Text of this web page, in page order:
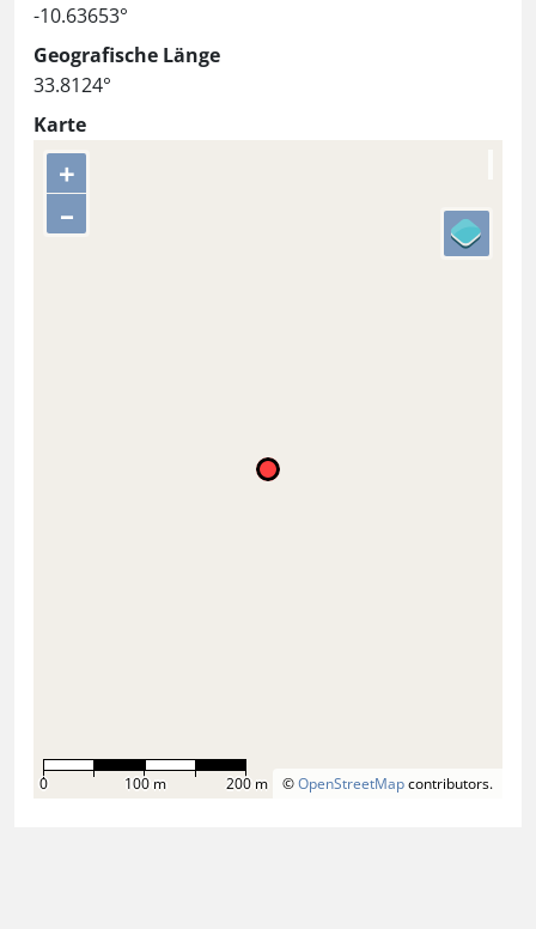
-10.63653°
Geografische Länge
33.8124°
Karte
+
–
©OpenStreetMapcontributors.
0 100 m 200 m